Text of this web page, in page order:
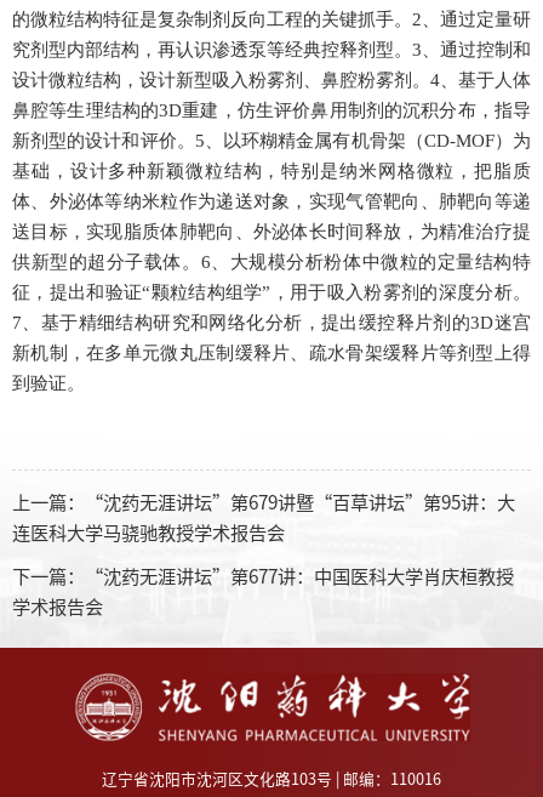
的微粒结构特征是复杂制剂反向工程的关键抓手。 2、 通过定量研
究剂型内部结构，再认识渗透泵等经典控释剂型。 3、 通过控制和
设计微粒结构，设计新型吸入粉雾剂、鼻腔粉雾剂。 4、 基于人体
鼻腔等生理结构的3D重建，仿生评价鼻用制剂的沉积分布，指导
新剂型的设计和评价。 5、 以环糊精金属有机骨架（CD-MOF）为
基础，设计多种新颖微粒结构，特别是纳米网格微粒，把脂质
体、外泌体等纳米粒作为递送对象，实现气管靶向、肺靶向等递
送目标，实现脂质体肺靶向、外泌体长时间释放，为精准治疗提
供新型的超分子载体。 6、 大规模分析粉体中微粒的定量结构特
征，提出和验证“颗粒结构组学”，用于吸入粉雾剂的深度分析。
7、 基于精细结构研究和网络化分析，提出缓控释片剂的3D迷宫
新机制，在多单元微丸压制缓释片、疏水骨架缓释片等剂型上得
到验证。
上一篇：
“沈药无涯讲坛”第679讲暨“百草讲坛”第95讲：大
连医科大学马骁驰教授学术报告会
下一篇：
“沈药无涯讲坛”第677讲：中国医科大学肖庆桓教授
学术报告会
辽宁省沈阳市沈河区文化路103号 | 邮编：110016